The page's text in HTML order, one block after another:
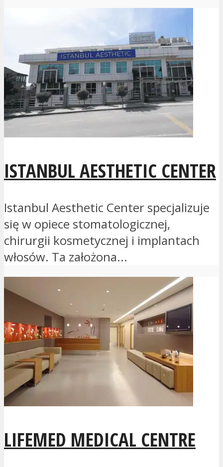
ISTANBUL AESTHETIC CENTER
Istanbul Aesthetic Center specjalizuje
się w opiece stomatologicznej,
chirurgii kosmetycznej i implantach
włosów. Ta założona...
LIFEMED MEDICAL CENTRE